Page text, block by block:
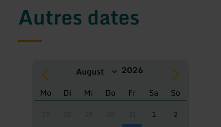
Autres dates
Mo Di Mi Do Fr Sa So
1
2